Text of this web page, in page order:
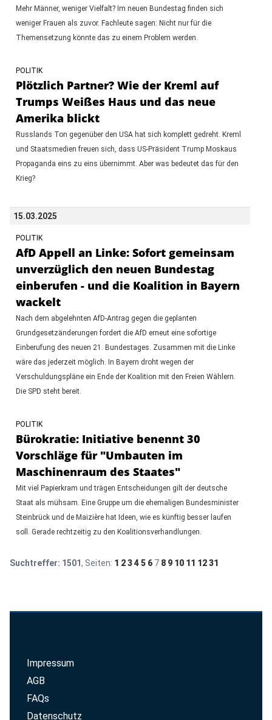
Mehr Männer, weniger Vielfalt? Im neuen Bundestag finden sich
weniger Frauen als zuvor. Fachleute sagen: Nicht nur für die
Themensetzung könnte das zu einem Problem werden.
POLITIK
Plötzlich Partner? Wie der Kreml auf
Trumps Weißes Haus und das neue
Amerika blickt
Russlands Ton gegenüber den USA hat sich komplett gedreht. Kreml
und Staatsmedien freuen sich, dass US-Präsident Trump Moskaus
Propaganda eins zu eins übernimmt. Aber was bedeutet das für den
Krieg?
15.03.2025
POLITIK
AfD Appell an Linke: Sofort gemeinsam
unverzüglich den neuen Bundestag
einberufen - und die Koalition in Bayern
wackelt
Nach dem abgelehnten AfD-Antrag gegen die geplanten
Grundgesetzänderungen fordert die AfD erneut eine sofortige
Einberufung des neuen 21. Bundestages. Zusammen mit die Linke
wäre das jederzeit möglich. In Bayern droht wegen der
Verschuldungspläne ein Ende der Koalition mit den Freien Wählern.
Die SPD steht bereit.
POLITIK
Bürokratie: Initiative benennt 30
Vorschläge für "Umbauten im
Maschinenraum des Staates"
Mit viel Papierkram und trägen Entscheidungen gilt der deutsche
Staat als mühsam. Eine Gruppe um die ehemaligen Bundesminister
Steinbrück und de Maizière hat Ideen, wie es künftig besser laufen
soll. Gerade rechtzeitig zu den Koalitionsverhandlungen.
Suchtreffer: 1501, Seiten: 1 2 3 4 5 6 7 8 9 10 11 12 31
Impressum
AGB
FAQs
Datenschutz